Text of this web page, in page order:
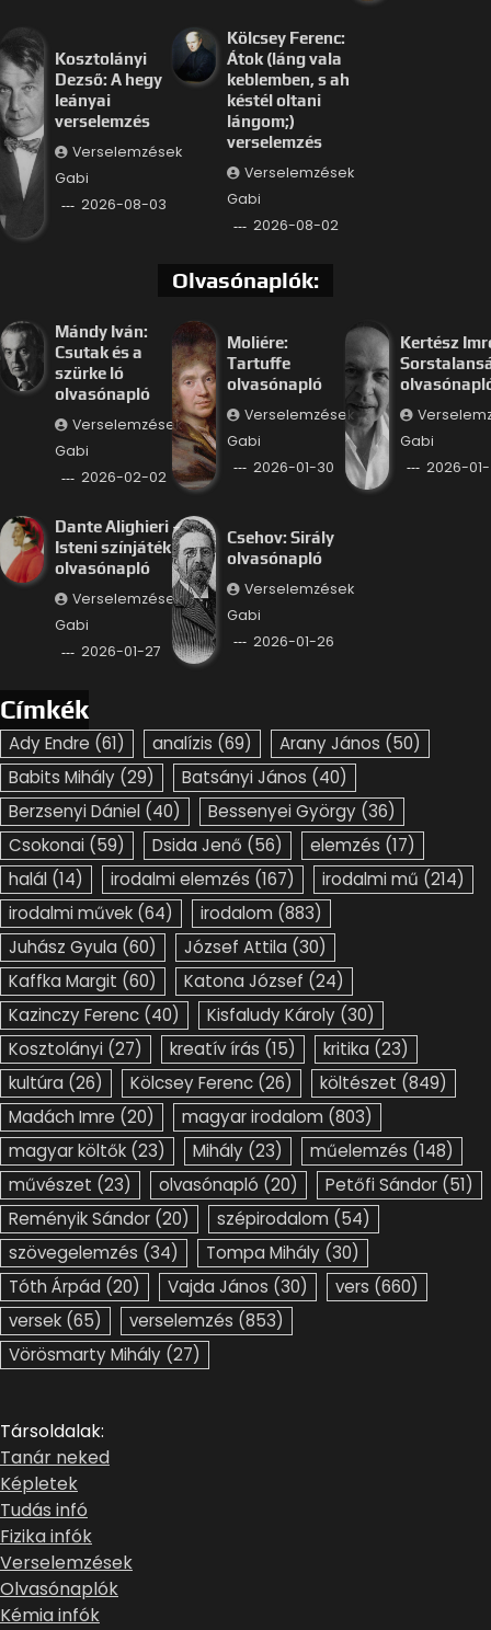
Kosztolányi
Dezső: A hegy
leányai
verselemzés
Verselemzések
Gabi
2026-08-03
Kölcsey Ferenc:
Átok (láng vala
keblemben, s ah
késtél oltani
lángom;)
verselemzés
Verselemzések
Gabi
2026-08-02
Olvasónaplók:
Mándy Iván:
Csutak és a
szürke ló
olvasónapló
Verselemzések
Gabi
2026-02-02
Moliére:
Tartuffe
olvasónapló
Verselemzések
Gabi
2026-01-30
Kertész
Gabi
2026-
Dante Alighieri –
Isteni színjáték
olvasónapló
Verselemzések
Gabi
2026-01-27
Csehov: Sirály
olvasónapló
Verselemzések
Gabi
2026-01-26
Címkék
Ady Endre (61) analízis (69) Arany János (50)
Babits Mihály (29) Batsányi János (40)
Berzsenyi Dániel (40) Bessenyei György (36)
Csokonai (59) Dsida Jenő (56) elemzés (17)
halál (14) irodalmi elemzés (167) irodalmi mű (214)
irodalmi művek (64) irodalom (883)
Juhász Gyula (60) József Attila (30)
Kaffka Margit (60) Katona József (24)
Kazinczy Ferenc (40) Kisfaludy Károly (30)
Kosztolányi (27) kreatív írás (15) kritika (23)
kultúra (26) Kölcsey Ferenc (26) költészet (849)
Madách Imre (20) magyar irodalom (803)
magyar költők (23) Mihály (23) műelemzés (148)
művészet (23) olvasónapló (20) Petőfi Sándor (51)
Reményik Sándor (20) szépirodalom (54)
szövegelemzés (34) Tompa Mihály (30)
Tóth Árpád (20) Vajda János (30) vers (660)
versek (65) verselemzés (853)
Vörösmarty Mihály (27)
Társoldalak:
Tanár neked
Képletek
Tudás infó
Fizika infók
Verselemzések
Olvasónaplók
Kémia infók